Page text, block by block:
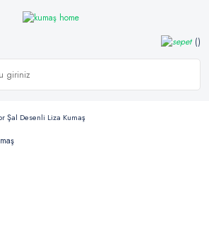
Şal Desenli Liza Kumaş